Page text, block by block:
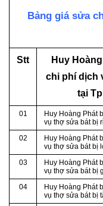
Bảng giá sửa
Stt
Huy
chi phí dịch
tại
01
Huy Hoàng Phát
vụ thợ sửa bát bị
02
Huy Hoàng Phát
vụ thợ sửa bát bị
03
Huy Hoàng Phát
vụ thợ sửa bát bị
04
Huy Hoàng Phát
vụ thợ sửa bát bị